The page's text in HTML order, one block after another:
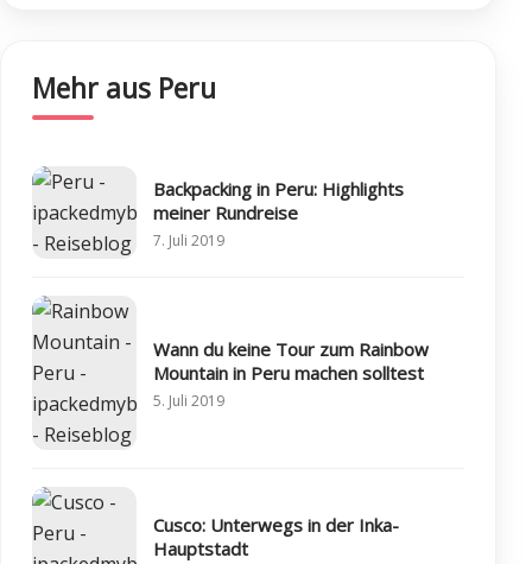
Mehr aus Peru
Backpacking in Peru: Highlights
meiner Rundreise
7. Juli 2019
Wann du keine Tour zum Rainbow
Mountain in Peru machen solltest
5. Juli 2019
Cusco: Unterwegs in der Inka-
Hauptstadt